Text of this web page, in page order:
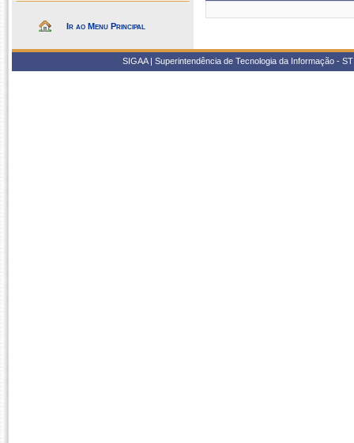
Ir ao Menu Principal
SIGAA | Superintendência de Tecnologia da Informação -